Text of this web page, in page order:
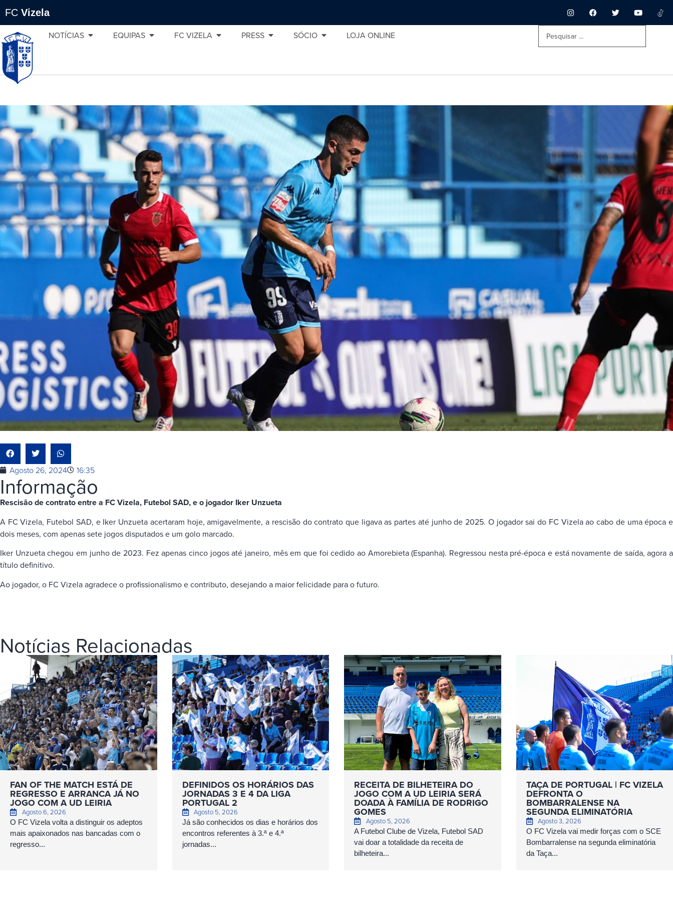
FC Vizela
NOTÍCIAS EQUIPAS FC VIZELA PRESS SÓCIO LOJA ONLINE
Agosto 26, 2024 16:35
Informação
Rescisão de contrato entre a FC Vizela, Futebol SAD, e o jogador Iker Unzueta
A FC Vizela, Futebol SAD, e Iker Unzueta acertaram hoje, amigavelmente, a rescisão do contrato que ligava as partes até junho de 2025. O jogador sai do FC Vizela ao cabo de uma época e
dois meses, com apenas sete jogos disputados e um golo marcado.
Iker Unzueta chegou em junho de 2023. Fez apenas cinco jogos até janeiro, mês em que foi cedido ao Amorebieta (Espanha). Regressou nesta pré-época e está novamente de saída, agora a
título definitivo.
Ao jogador, o FC Vizela agradece o profissionalismo e contributo, desejando a maior felicidade para o futuro.
Notícias Relacionadas
FAN OF THE MATCH ESTÁ DE
REGRESSO E ARRANCA JÁ NO
JOGO COM A UD LEIRIA
Agosto 6, 2026
O FC Vizela volta a distinguir os adeptos
mais apaixonados nas bancadas com o
regresso...
DEFINIDOS OS HORÁRIOS DAS
JORNADAS 3 E 4 DA LIGA
PORTUGAL 2
Agosto 5, 2026
Já são conhecidos os dias e horários dos
encontros referentes à 3.ª e 4.ª
jornadas...
RECEITA DE BILHETEIRA DO
JOGO COM A UD LEIRIA SERÁ
DOADA À FAMÍLIA DE RODRIGO
GOMES
Agosto 5, 2026
A Futebol Clube de Vizela, Futebol SAD
vai doar a totalidade da receita de
bilheteira...
TAÇA DE PORTUGAL | FC VIZELA
DEFRONTA O
BOMBARRALENSE NA
SEGUNDA ELIMINATÓRIA
Agosto 3, 2026
O FC Vizela vai medir forças com o SCE
Bombarralense na segunda eliminatória
da Taça...